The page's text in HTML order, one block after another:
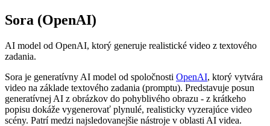
Sora (OpenAI)
AI model od OpenAI, ktorý generuje realistické video z textového
zadania.
Sora je generatívny AI model od spoločnosti OpenAI, ktorý vytvára
video na základe textového zadania (promptu). Predstavuje posun
generatívnej AI z obrázkov do pohyblivého obrazu - z krátkeho
popisu dokáže vygenerovať plynulé, realisticky vyzerajúce video
scény. Patrí medzi najsledovanejšie nástroje v oblasti AI videa.